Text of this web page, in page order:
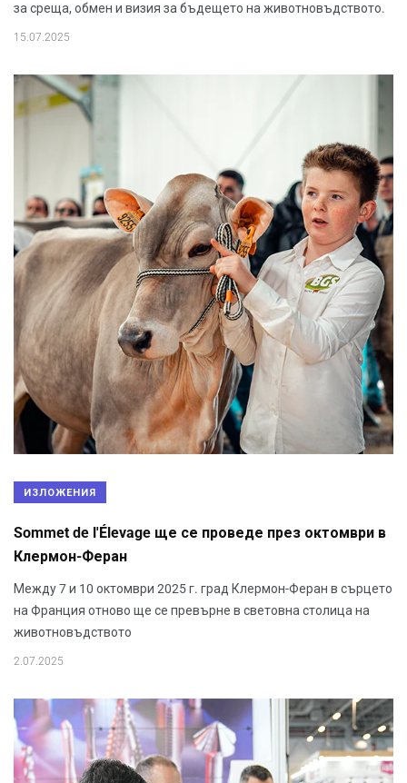
за среща, обмен и визия за бъдещето на животновъдството.
15.07.2025
ИЗЛОЖЕНИЯ
Sommet de l'Élevage ще се проведе през октомври в
Клермон-Феран
Между 7 и 10 октомври 2025 г. град Клермон-Феран в сърцето
на Франция отново ще се превърне в световна столица на
животновъдството
2.07.2025